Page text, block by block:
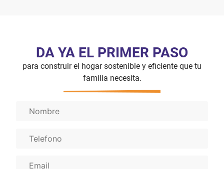
DA YA EL PRIMER PASO
para construir el hogar sostenible y eficiente que tu
familia necesita.